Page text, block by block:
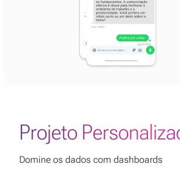
Projeto
Domine os dados com dashboards